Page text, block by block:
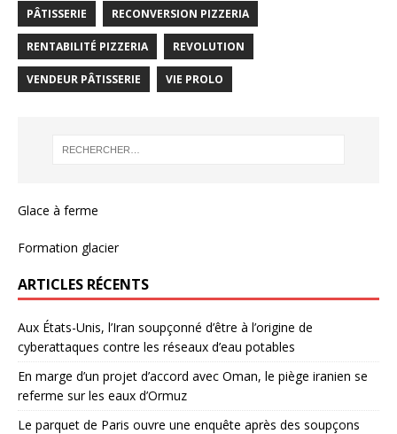
PÂTISSERIE RECONVERSION PIZZERIA
RENTABILITÉ PIZZERIA REVOLUTION
VENDEUR PÂTISSERIE VIE PROLO
Glace à ferme
Formation glacier
ARTICLES RÉCENTS
Aux États-Unis, l’Iran soupçonné d’être à l’origine de
cyberattaques contre les réseaux d’eau potables
En marge d’un projet d’accord avec Oman, le piège iranien se
referme sur les eaux d’Ormuz
Le parquet de Paris ouvre une enquête après des soupçons